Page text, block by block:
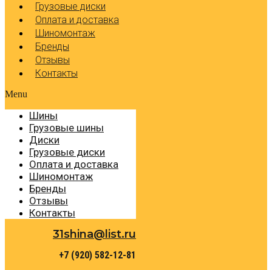
Грузовые диски
Оплата и доставка
Шиномонтаж
Бренды
Отзывы
Контакты
Menu
Шины
Грузовые шины
Диски
Грузовые диски
Оплата и доставка
Шиномонтаж
Бренды
Отзывы
Контакты
31shina@list.ru
+7 (920) 582-12-81